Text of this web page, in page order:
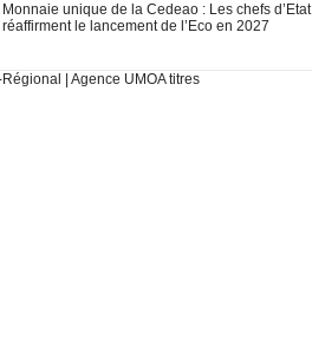
Monnaie unique de la Cedeao : Les chefs d’Etat
réaffirment le lancement de l’Eco en 2027
Agence UMOA titres